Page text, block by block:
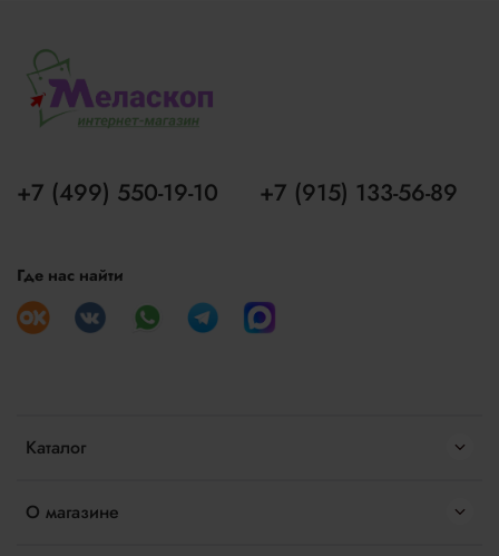
Каталог
О магазине
+7 (499) 550-19-10 +7 (915) 133-56-89
Где нас найти